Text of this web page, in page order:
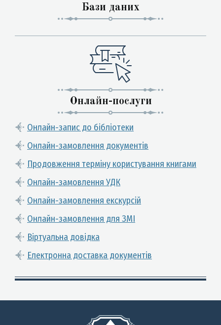
Бази даних
Онлайн-послуги
Онлайн-запис до бібліотеки
Онлайн-замовлення документів
Продовження терміну користування книгами
Онлайн-замовлення УДК
Онлайн-замовлення екскурсій
Онлайн-замовлення для ЗМІ
Віртуальна довідка
Електронна доставка документів